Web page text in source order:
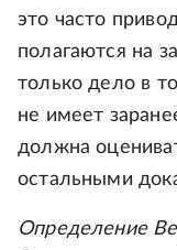
это часто
полагаются на
только дело в
не имеет
должна
остальными
Определение